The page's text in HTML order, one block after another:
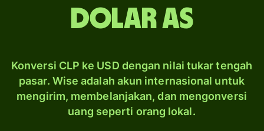
dolar AS
Konversi CLP ke USD dengan nilai tukar tengah
pasar. Wise adalah akun internasional untuk
mengirim, membelanjakan, dan mengonversi
uang seperti orang lokal.